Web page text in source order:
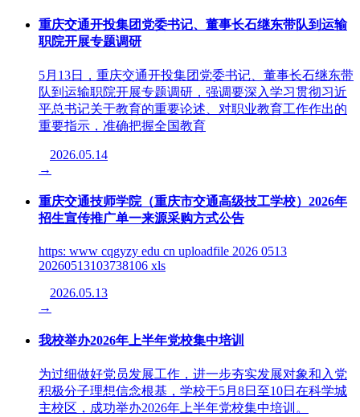
重庆交通开投集团党委书记、董事长石继东带队到运输
职院开展专题调研
5月13日，重庆交通开投集团党委书记、董事长石继东带
队到运输职院开展专题调研，强调要深入学习贯彻习近
平总书记关于教育的重要论述、对职业教育工作作出的
重要指示，准确把握全国教育
2026.05.14
→
重庆交通技师学院（重庆市交通高级技工学校）2026年
招生宣传推广单一来源采购方式公告
https: www cqgyzy edu cn uploadfile 2026 0513
20260513103738106 xls
2026.05.13
→
我校举办2026年上半年党校集中培训
为过细做好党员发展工作，进一步夯实发展对象和入党
积极分子理想信念根基，学校于5月8日至10日在科学城
主校区，成功举办2026年上半年党校集中培训。